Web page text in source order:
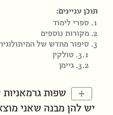
תוכן עניינים:
1. ספרי לימוד
2. מקורות נוספים
3. סיפור מחדש של המיתולוגיה הנורדית
3.1. טולקין
3.2. גיימן
+
שפות
יש להן מבנה שאני